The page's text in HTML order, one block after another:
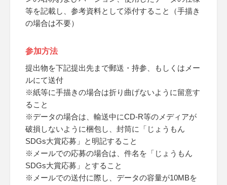
等を記載し、参考資料として添付すること（手描き
の場合は不要）
参加方法
提出物を下記提出先まで郵送・持参、もしくはメー
ルにて送付
※紙等に手描きの場合は折り曲げないように留意す
ること
※データの場合は、輸送中にCD-R等のメディアが
破損しないように梱包し、封筒に「じょうもん
SDGs大賞応募」と明記すること
※メールでの応募の場合は、件名を「じょうもん
SDGs大賞応募」とすること
※メールでの送付に際し、データの容量が10MBを